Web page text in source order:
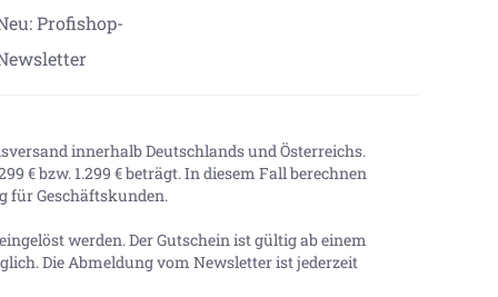
Profishop-
innerhalb Deutschlands und Österreichs.
€ bzw. 1.299 € beträgt. In diesem Fall berechnen
für Geschäftskunden.
werden. Der Gutschein ist gültig ab einem
Die Abmeldung vom Newsletter ist jederzeit